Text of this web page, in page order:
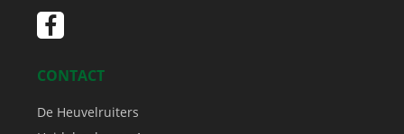
CONTACT
De Heuvelruiters